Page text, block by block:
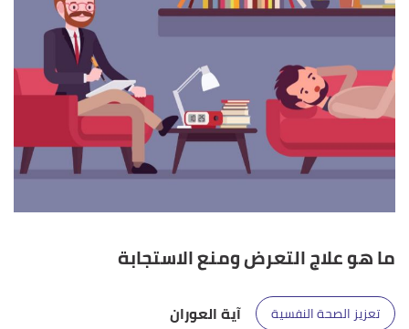
ما هو علاج التعرض ومنع الاستجابة
تعزيز الصحة النفسية
آية العوران